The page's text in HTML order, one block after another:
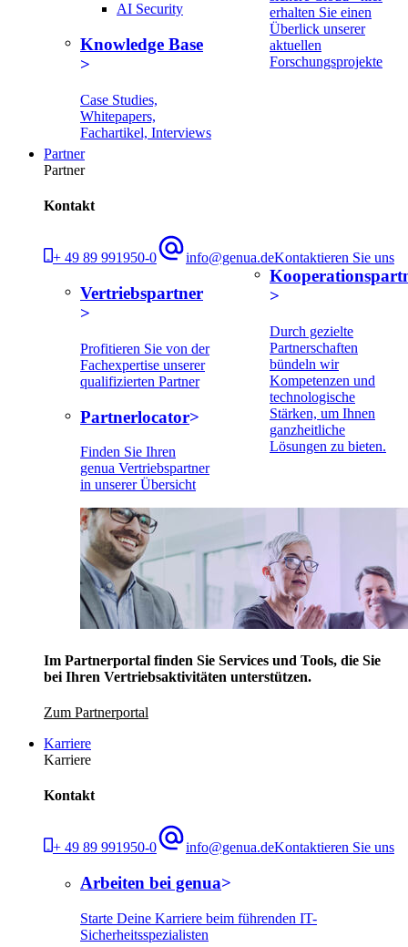
AI Security
Knowledge Base
Case Studies,
Whitepapers,
Fachartikel, Interviews
erhalten Sie einen
Überlick unserer
aktuellen
Forschungsprojekte
Partner
Partner
Kontakt
+ 49 89 991950-0 info@genua.deKontaktieren Sie uns
Vertriebspartner
Profitieren Sie von der
Fachexpertise unserer
qualifizierten Partner
Partnerlocator
Finden Sie Ihren
genua Vertriebspartner
in unserer Übersicht
Durch gezielte
Partnerschaften
bündeln wir
Kompetenzen und
technologische
Stärken, um Ihnen
ganzheitliche
Lösungen zu bieten.
Im Partnerportal finden Sie Services und Tools, die Sie
bei Ihren Vertriebsaktivitäten unterstützen.
Zum Partnerportal
Karriere
Karriere
Kontakt
+ 49 89 991950-0 info@genua.deKontaktieren Sie uns
Arbeiten bei genua
Starte Deine Karriere beim führenden IT-
Sicherheitsspezialisten